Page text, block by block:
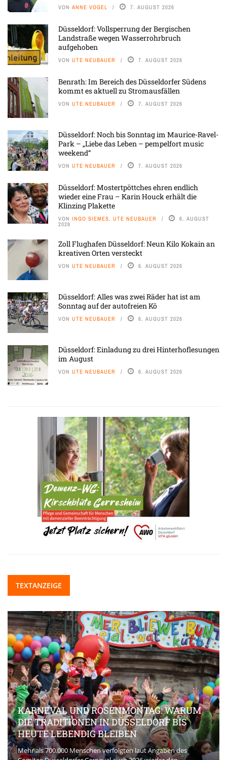
VON ANNE VOGEL 7. AUGUST 2026
Düsseldorf: Vollsperrung der Bergischen
Landstraße wegen Wasserrohrbruch
aufgehoben
VON UTE NEUBAUER 7. AUGUST 2026
Benrath: Im Bereich des Düsseldorfer Südens
kommt es aktuell zu Stromausfällen
VON UTE NEUBAUER 7. AUGUST 2026
Düsseldorf: Noch bis Sonntag im Maurice-Ravel-
Park – „Liebe das Leben – pempelfort music
weekend“
VON UTE NEUBAUER 7. AUGUST 2026
Düsseldorf: Mostertpöttches ehren endlich
wieder eine Frau – Karin Houck erhält die
Klinzing Plakette
VON INGO SIEMES, UTE NEUBAUER 6. AUGUST
2026
Zoll Flughafen Düsseldorf: Neun Kilo Kokain an
kreativen Orten versteckt
VON UTE NEUBAUER 6. AUGUST 2026
Düsseldorf: Alles was zwei Räder hat ist am
Sonntag auf der autofreien Kö
VON UTE NEUBAUER 6. AUGUST 2026
Düsseldorf: Einladung zu drei Hinterhoflesungen
im August
VON UTE NEUBAUER 6. AUGUST 2026
TEXTANZEIGE
KARNEVAL UND ROSENMONTAG: WARUM
DIE TRADITIONEN IN DÜSSELDORF BIS
HEUTE LEBENDIG BLEIBEN
Mehr als 700.000 Menschen verfolgten laut Angaben des